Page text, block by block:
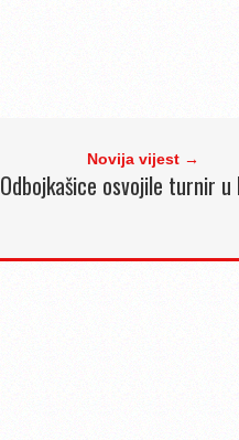
Novija vijest →
Odbojkašice osvojile turnir u